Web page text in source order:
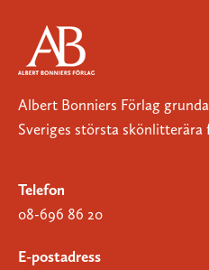
Albert Bonniers Förlag
Sveriges största skönlitterära
Telefon
08-696 86 20
E-postadress